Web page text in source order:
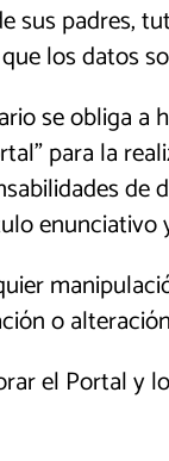
padres,
los datos
se obliga
para la
o
el Portal